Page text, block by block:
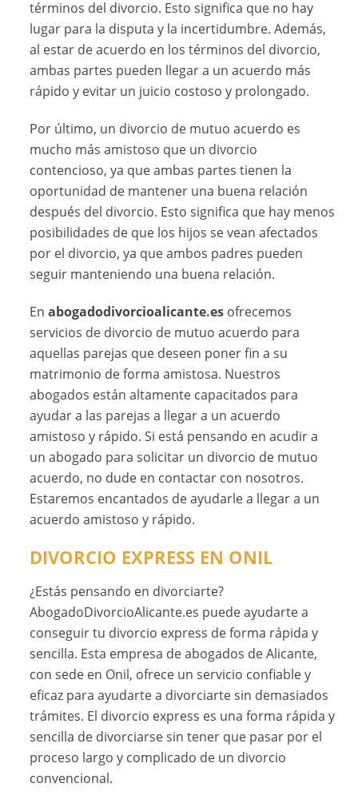
términos del divorcio. Esto significa que no hay
lugar para la disputa y la incertidumbre. Además,
al estar de acuerdo en los términos del divorcio,
ambas partes pueden llegar a un acuerdo más
rápido y evitar un juicio costoso y prolongado.
Por último, un divorcio de mutuo acuerdo es
mucho más amistoso que un divorcio
contencioso, ya que ambas partes tienen la
oportunidad de mantener una buena relación
después del divorcio. Esto significa que hay menos
posibilidades de que los hijos se vean afectados
por el divorcio, ya que ambos padres pueden
seguir manteniendo una buena relación.
Enabogadodivorcioalicante.es ofrecemos
servicios de divorcio de mutuo acuerdo para
aquellas parejas que deseen poner fin a su
matrimonio de forma amistosa. Nuestros
abogados están altamente capacitados para
ayudar a las parejas a llegar a un acuerdo
amistoso y rápido. Si está pensando en acudir a
un abogado para solicitar un divorcio de mutuo
acuerdo, no dude en contactar con nosotros.
Estaremos encantados de ayudarle a llegar a un
acuerdo amistoso y rápido.
DIVORCIO EXPRESS EN ONIL
¿Estás pensando en divorciarte?
AbogadoDivorcioAlicante.es puede ayudarte a
conseguir tu divorcio express de forma rápida y
sencilla. Esta empresa de abogados de Alicante,
con sede en Onil, ofrece un servicio confiable y
eficaz para ayudarte a divorciarte sin demasiados
trámites. El divorcio express es una forma rápida y
sencilla de divorciarse sin tener que pasar por el
proceso largo y complicado de un divorcio
convencional.